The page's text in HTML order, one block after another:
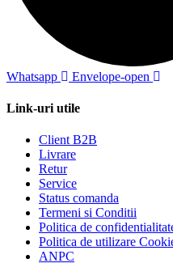
Whatsapp Envelope-open
Link-uri utile
Client B2B
Livrare
Retur
Service
Status comanda
Termeni si Conditii
Politica de
Politica de utilizare
ANPC